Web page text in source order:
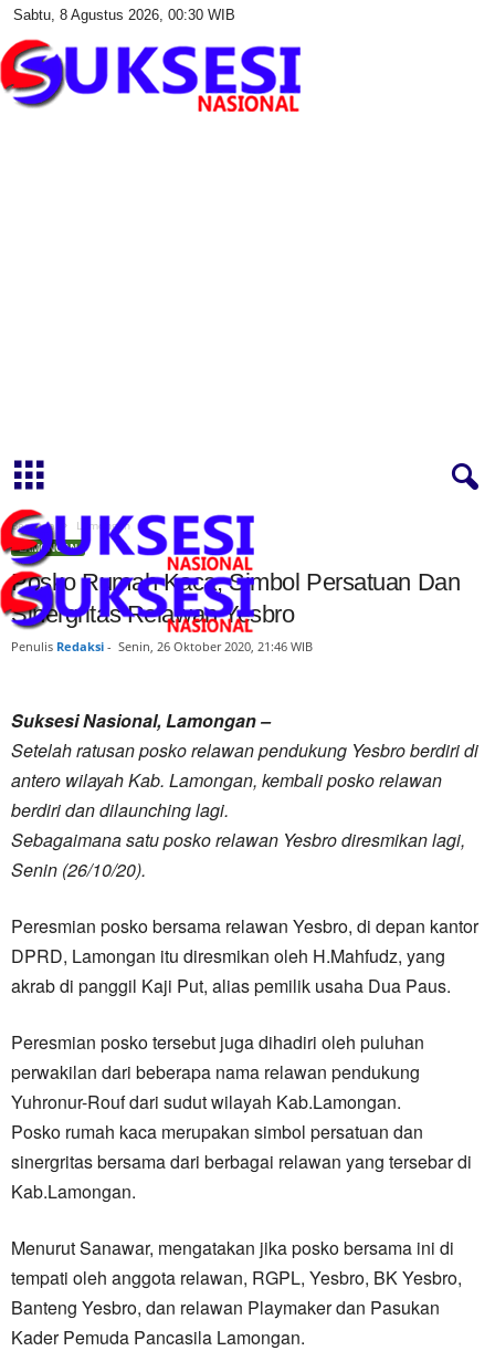
Sabtu, 8 Agustus 2026, 00:30 WIB
Beranda Lamongan
LAMONGAN
Posko Rumah Kaca, Simbol Persatuan Dan
Sinergritas Relawan Yesbro
Penulis Redaksi - Senin, 26 Oktober 2020, 21:46 WIB
Suksesi Nasional, Lamongan –
Setelah ratusan posko relawan pendukung Yesbro berdiri di
antero wilayah Kab. Lamongan, kembali posko relawan
berdiri dan dilaunching lagi.
Sebagaimana satu posko relawan Yesbro diresmikan lagi,
Senin (26/10/20).
Peresmian posko bersama relawan Yesbro, di depan kantor
DPRD, Lamongan itu diresmikan oleh H.Mahfudz, yang
akrab di panggil Kaji Put, alias pemilik usaha Dua Paus.
Peresmian posko tersebut juga dihadiri oleh puluhan
perwakilan dari beberapa nama relawan pendukung
Yuhronur-Rouf dari sudut wilayah Kab.Lamongan.
Posko rumah kaca merupakan simbol persatuan dan
sinergritas bersama dari berbagai relawan yang tersebar di
Kab.Lamongan.
Menurut Sanawar, mengatakan jika posko bersama ini di
tempati oleh anggota relawan, RGPL, Yesbro, BK Yesbro,
Banteng Yesbro, dan relawan Playmaker dan Pasukan
Kader Pemuda Pancasila Lamongan.